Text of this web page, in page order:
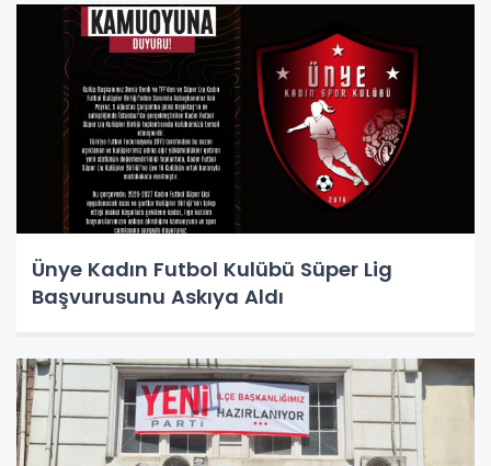
Ünye Kadın Futbol Kulübü Süper Lig
Başvurusunu Askıya Aldı